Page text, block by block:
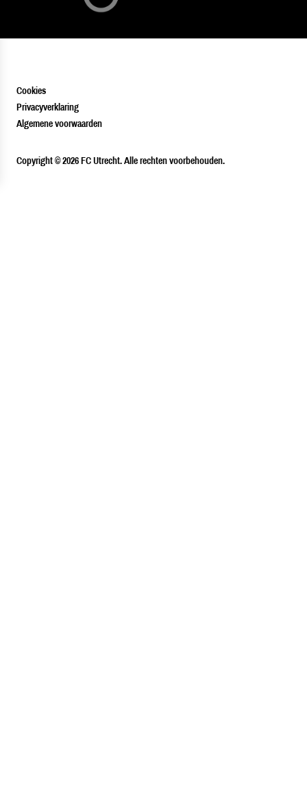
Cookies
Privacyverklaring
Algemene voorwaarden
Copyright © 2026 FC Utrecht. Alle rechten voorbehouden.
PLAYER